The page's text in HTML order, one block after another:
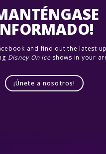
and find out the latest
Disney On Iceshows in your
¡Únete a nosotros!